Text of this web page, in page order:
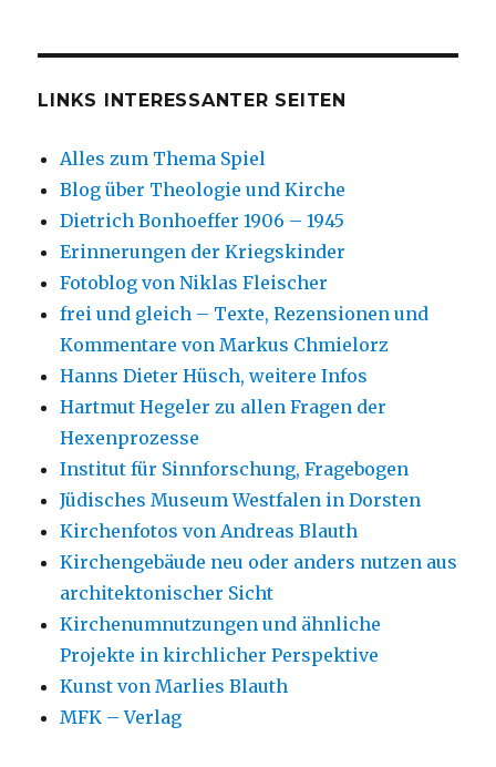
LINKS INTERESSANTER SEITEN
Alles zum Thema Spiel
Blog über Theologie und Kirche
Dietrich Bonhoeffer 1906 – 1945
Erinnerungen der Kriegskinder
Fotoblog von Niklas Fleischer
frei und gleich – Texte, Rezensionen und
Kommentare von Markus Chmielorz
Hanns Dieter Hüsch, weitere Infos
Hartmut Hegeler zu allen Fragen der
Hexenprozesse
Institut für Sinnforschung, Fragebogen
Jüdisches Museum Westfalen in Dorsten
Kirchenfotos von Andreas Blauth
Kirchengebäude neu oder anders nutzen aus
architektonischer Sicht
Kirchenumnutzungen und ähnliche
Projekte in kirchlicher Perspektive
Kunst von Marlies Blauth
MFK – Verlag